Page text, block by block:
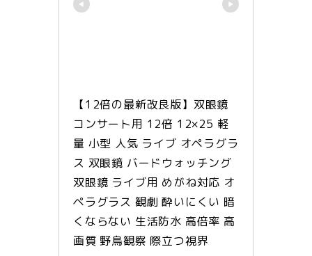
【12倍の最新改良版】双眼鏡
コンサート用 12倍 12×25 軽
量 小型 人気 ライブ オペラグラ
ス 双眼鏡 バードウォッチング
双眼鏡 ライブ用 めがね対応 オ
ペラグラス 観劇 酔いにくい 暗
くならない 生活防水 高倍率 高
画質 野鳥観察 際立つ視界